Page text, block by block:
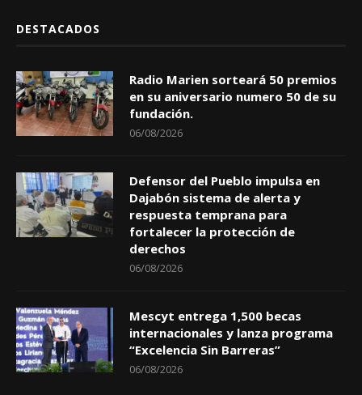
DESTACADOS
Radio Marien sorteará 50 premios
en su aniversario numero 50 de su
fundación.
06/08/2026
Defensor del Pueblo impulsa en
Dajabón sistema de alerta y
respuesta temprana para
fortalecer la protección de
derechos
06/08/2026
Mescyt entrega 1,500 becas
internacionales y lanza programa
“Excelencia Sin Barreras”
06/08/2026